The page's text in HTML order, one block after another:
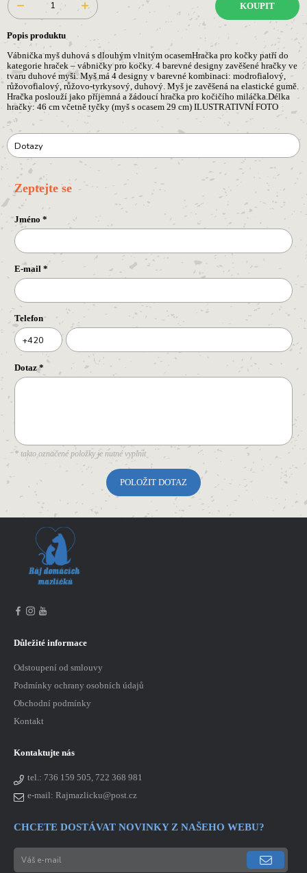
KOUPIT
Popis produktu
Vábnička myš duhová s dlouhým vlnitým ocasemHračka pro kočky patří do
kategorie hraček – vábničky pro kočky. 4 barevné designy zavěšené hračky ve
tvaru duhové myši. Myš má 4 designy v barevné kombinaci: modrofialový,
růžovofialový, růžovo-tyrkysový, duhový. Myš je zavěšená na elastické gumě.
Hračka poslouží jako příjemná a žádoucí hračka pro kočičího miláčka.Délka
hračky: 46 cm včetně tyčky (myš s ocasem 29 cm) ILUSTRATIVNÍ FOTO
Dotazy
Zeptejte se
Jméno *
E-mail *
Telefon
+420
Dotaz*
* takto označené položky je nutné vyplnit
Důležité informace
Odstoupení od smlouvy
Podmínky ochrany osobních údajů
Obchodní podmínky
Kontakt
Kontaktujte nás
tel.: 736 159 505, 722 368 981
e-mail: Rajmazlicku@post.cz
CHCETE DOSTÁVAT NOVINKY Z NAŠEHO WEBU?